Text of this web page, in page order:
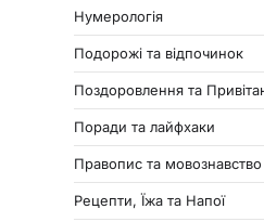
Нумерологія
Подорожі та відпочинок
Поздоровлення та
Поради та лайфхаки
Правопис та мовознавство
Рецепти, Їжа та Напої